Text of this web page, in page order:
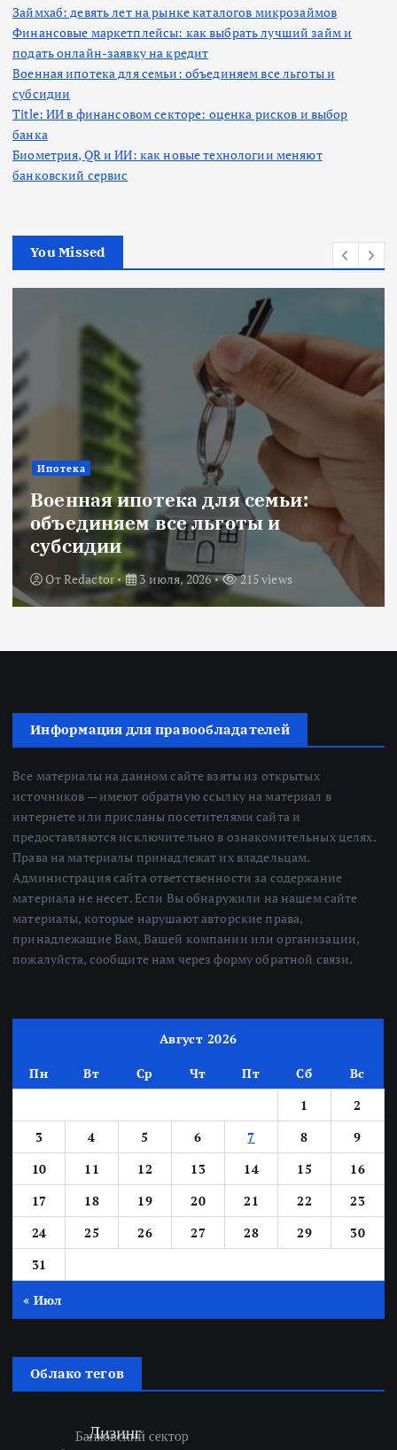
Займхаб: девять лет на рынке каталогов микрозаймов
Финансовые маркетплейсы: как выбрать лучший займ и
подать онлайн-заявку на кредит
Военная ипотека для семьи: объединяем все льготы и
субсидии
Title: ИИ в финансовом секторе: оценка рисков и выбор
банка
Биометрия, QR и ИИ: как новые технологии меняют
банковский сервис
You Missed
Ипотека
Военная ипотека для семьи:
объединяем все льготы и
субсидии
ОтRedactor 3 июля, 2026 215 views
Информация для правообладателей
Все материалы на данном сайте взяты из открытых
источников — имеют обратную ссылку на материал в
интернете или присланы посетителями сайта и
предоставляются исключительно в ознакомительных целях.
Права на материалы принадлежат их владельцам.
Администрация сайта ответственности за содержание
материала не несет. Если Вы обнаружили на нашем сайте
материалы, которые нарушают авторские права,
принадлежащие Вам, Вашей компании или организации,
пожалуйста, сообщите нам через форму обратной связи.
Август 2026
Пн Вт Ср Чт Пт Сб
Вс
1
2
3
4 5 6 7 8
9
10
11 12 13 14 15
16
17
18 19 20 21 22
23
24
25 26 27 28 29
30
31
« Июл
Облако тегов